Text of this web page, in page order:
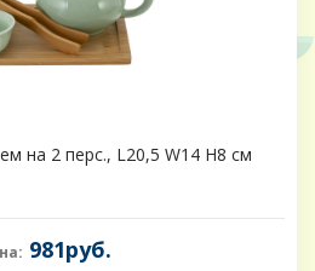
на 2 перс., L20,5 W14 H8 см
981руб.